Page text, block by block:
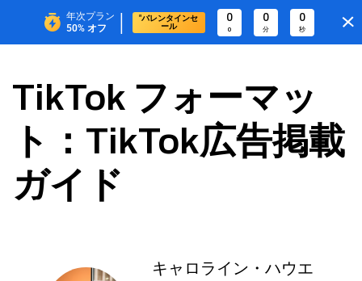
年次プラン
50% オフ |
"バレンタインセ
ール
0
0
0
分
0
秒
TikTok フォーマッ
ト：TikTok広告掲載
ガイド
キャロライン・ハウエ